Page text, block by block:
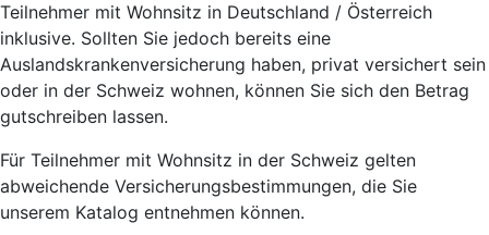
Teilnehmer mit Wohnsitz in Deutschland / Österreich
inklusive. Sollten Sie jedoch bereits eine
Auslandskrankenversicherung haben, privat versichert sein
oder in der Schweiz wohnen, können Sie sich den Betrag
gutschreiben lassen.
Für Teilnehmer mit Wohnsitz in der Schweiz gelten
abweichende Versicherungsbestimmungen, die Sie
unserem Katalog entnehmen können.